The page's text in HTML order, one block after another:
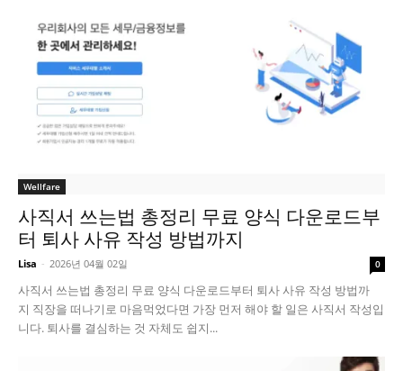
Wellfare
사직서 쓰는법 총정리 무료 양식 다운로드부
터 퇴사 사유 작성 방법까지
Lisa - 2026년 04월 02일 0
사직서 쓰는법 총정리 무료 양식 다운로드부터 퇴사 사유 작성 방법까
지 직장을 떠나기로 마음먹었다면 가장 먼저 해야 할 일은 사직서 작성입
니다. 퇴사를 결심하는 것 자체도 쉽지...